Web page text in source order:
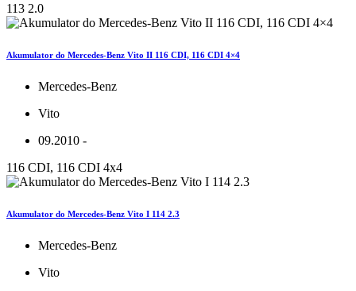
113 2.0
Akumulator do Mercedes-Benz Vito II 116 CDI, 116 CDI 4×4
Mercedes-Benz
Vito
09.2010 -
116 CDI, 116 CDI 4x4
Akumulator do Mercedes-Benz Vito I 114 2.3
Mercedes-Benz
Vito